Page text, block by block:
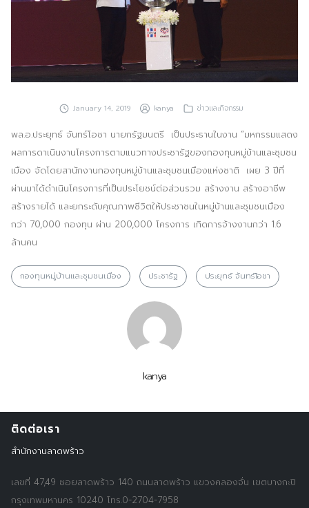
ประชาสัมพันธ์ผ่านสื่อออฟไลน์และสื่อออนไลน์
ผลงานของเรา
ผลิตสิ่งพิมพ์และที่เกี่ยวข้อง
พัฒนาผลิตภัณฑ์
หน้าแรก
อบรมสัมมนาออฟไลน์และออนไลน์
January 14, 2019 kanya ข่าวและกิจกรรม
พล.อ.ประยุทธ์ จันทร์โอชา นายกรัฐมนตรี เป็นประธานในงาน “มหกรรมแสดง
ผลการดาเนินงานโครงการตามแนวทางประชารัฐของกองทุนหมู่บ้านและชุมชน
เมือง จัดโดยสานักงานกองทุนหมู่บ้านและชุมชนเมืองแห่งชาติ เผย 3 ปีที่
ผ่านมาได้ดำเนินโครงการที่เป็นประโยชน์ต่อส่วนรวม สร้างงาน สร้างอาชีพ
สร้างรายได้ และยกระดับคุณภาพชีวิตให้ประชาชนในหมู่บ้านและชุมชนเมือง
กว่า 70,000 กองทุน ผ่าน 200,000 โครงการ เกิดการจ้างงานกว่า 1.6
ล้านคน
กองทุนหมู่บ้านและชุมชนเมือง ประชารัฐ ประยุทธ์ จันทร์โอชา
kanya
ติดต่อเรา
สำนักงานลาดพร้าว
เลขที่ 47,49 ซอยลาดพร้าว 140 ถนนลาดพร้าว แขวงคลองจั่น เขตบางกะปิ
กรุงเทพมหานคร 10240 โทร.0-2704-7958